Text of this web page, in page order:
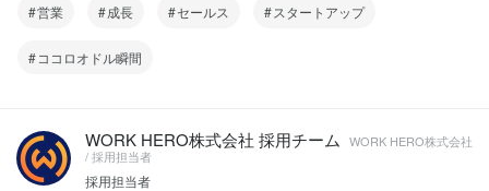
営業 成長 セールス スタートアップ
ココロオドル瞬間
WORK HERO株式会社 採用チーム
WORK HERO株式会社
/ 採用担当者
採用担当者